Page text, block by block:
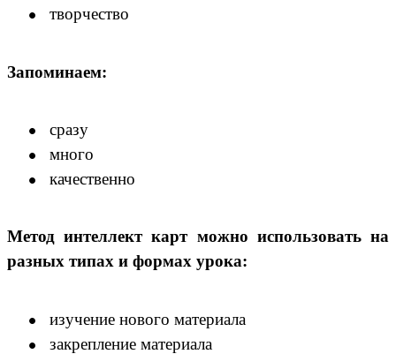
творчество
Запоминаем:
сразу
много
качественно
Метод интеллект карт можно использовать на
разных типах и формах урока:
изучение нового материала
закрепление материала